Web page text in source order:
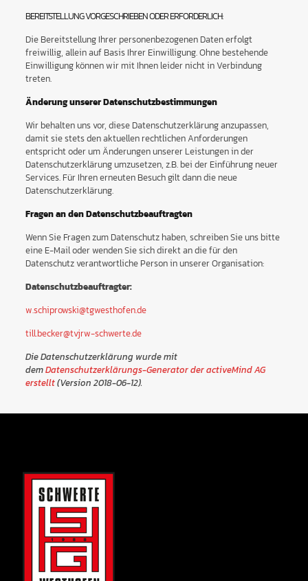
BEREITSTELLUNG VORGESCHRIEBEN ODER ERFORDERLICH:
Die Bereitstellung Ihrer personenbezogenen Daten erfolgt
freiwillig, allein auf Basis Ihrer Einwilligung. Ohne bestehende
Einwilligung können wir mit Ihnen leider nicht in Verbindung
treten.
Änderung unserer Datenschutzbestimmungen
Wir behalten uns vor, diese Datenschutzerklärung anzupassen,
damit sie stets den aktuellen rechtlichen Anforderungen
entspricht oder um Änderungen unserer Leistungen in der
Datenschutzerklärung umzusetzen, z.B. bei der Einführung neuer
Services. Für Ihren erneuten Besuch gilt dann die neue
Datenschutzerklärung.
Fragen an den Datenschutzbeauftragten
Wenn Sie Fragen zum Datenschutz haben, schreiben Sie uns bitte
eine E-Mail oder wenden Sie sich direkt an die für den
Datenschutz verantwortliche Person in unserer Organisation:
Datenschutzbeauftragter:
w.schiprowski@tgwesthofen.de
till.becker@tvjrw-schwerte.de
Die Datenschutzerklärung wurde mit
demDatenschutzerklärungs-Generator der activeMind AG
erstellt(Version 2018-06-12).